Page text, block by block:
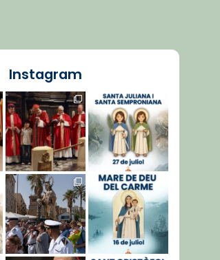
Instagram